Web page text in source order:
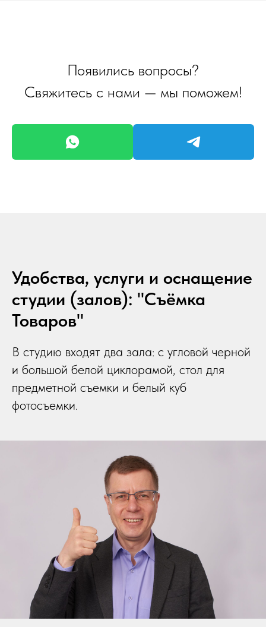
Появились вопросы?
Свяжитесь с нами — мы поможем!
Удобства, услуги и оснащение
студии (залов): "Съёмка
Товаров"
В студию входят два зала: с угловой черной
и большой белой циклорамой, стол для
предметной съемки и белый куб
фотосъемки.